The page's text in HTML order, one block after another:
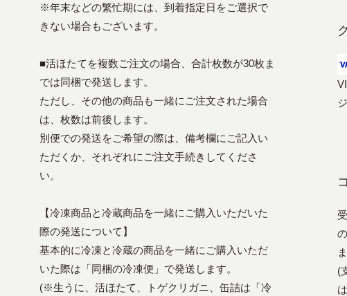
※年末などの繁忙期には、到着指定日をご選択で
きない場合もございます。
■活ほたてを複数ご注文の場合、合計枚数が30枚ま
では同梱で発送します。
ただし、その他の商品も一緒にご注文された場合
は、枚数は前後します。
別便での発送をご希望の際は、備考欄にご記入い
ただくか、それぞれにご注文手続きしてくださ
い。
【冷凍商品と冷蔵商品を一緒にご購入いただいた
際の発送について】
基本的に冷凍と冷蔵の商品を一緒にご購入いただ
いた際は「同梱の冷凍便」で発送します。
(※生うに、活ほたて、トゲクリガニ、缶詰は「冷
(